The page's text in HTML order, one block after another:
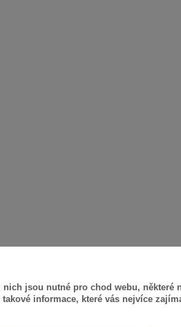
nich jsou nutné pro chod webu, některé
informace, které vás nejvíce